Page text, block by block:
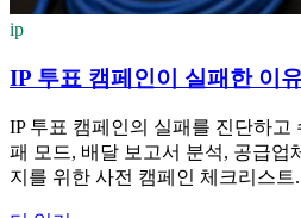
ip
IP 투표 캠페인이 실패한 이
IP 투표 캠페인의 실패를 진단하
패 모드, 배달 보고서 분석, 공급업
지를 위한 사전 캠페인 체크리스트.